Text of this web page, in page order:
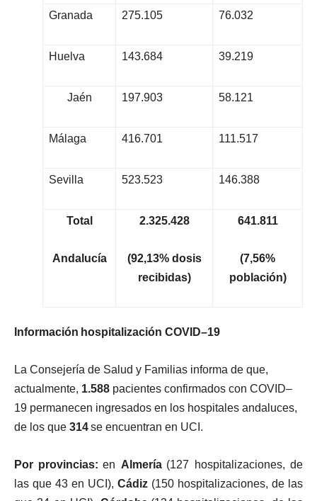
Granada 275.105 76.032
Huelva 143.684 39.219
Jaén 197.903 58.121
Málaga 416.701 111.517
Sevilla 523.523 146.388
Total
Andal ucía
2.325.428
(92,13% dosis
recibidas)
641.811
(7,56%
pob ación)
nformación hospita lización COV D–19
La Consejería de Sa ud y Familias informa de que,
actua mente, 1.588 pacientes confirmados con COV D–
19 permanecen ingresados en os hospita es anda uces,
de os que 314se encuentran en UC .
Por provincias: en A mería (127 hospita lizaciones, de
as que 43 en UC ), Cád iz (150 hospita lizaciones, de as